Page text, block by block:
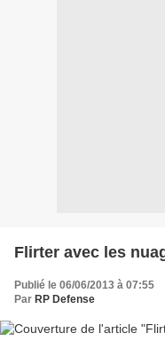
Flirter avec les
Publié le 06/06/2013 à 07:55
Par RP Defense